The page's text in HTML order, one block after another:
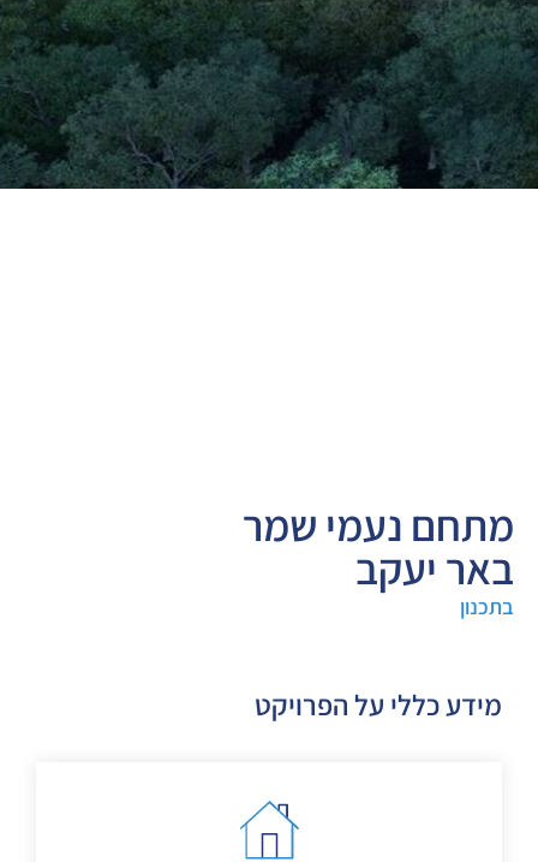
מתחם נעמי שמר
באר יעקב
בתכנון
מידע כללי על הפרויקט